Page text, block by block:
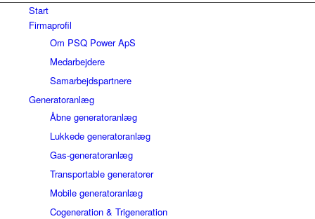
Start
Firmaprofil
Om PSQ Power ApS
Medarbejdere
Samarbejdspartnere
Generatoranlæg
Åbne generatoranlæg
Lukkede generatoranlæg
Gas-generatoranlæg
Transportable generatorer
Mobile generatoranlæg
Cogeneration & Trigeneration